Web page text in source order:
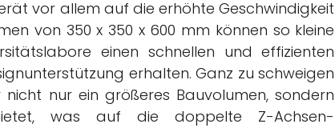
vor allem auf die erhöhte Geschwindigkeit
von 350 x 350 x 600 mm können so kleine
einen schnellen und effizienten
erhalten. Ganz zu schweigen
nur ein größeres Bauvolumen, sondern
was auf die doppelte Z-Achsen-